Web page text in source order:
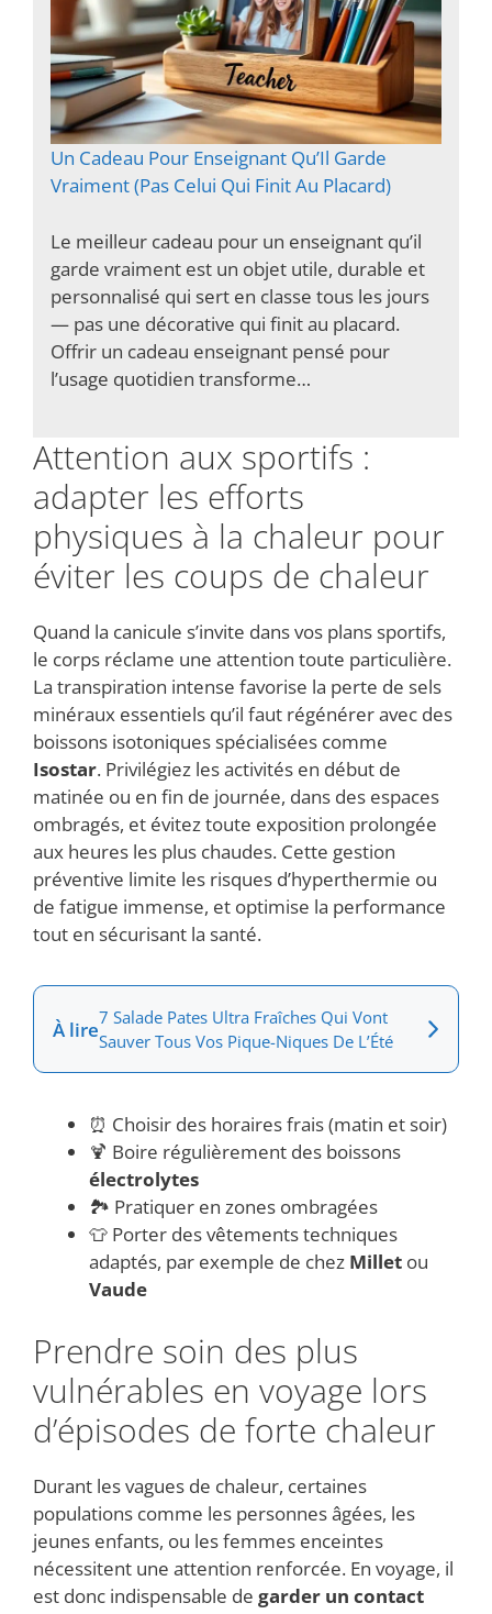
Un Cadeau Pour Enseignant Qu’Il Garde
Vraiment (Pas Celui Qui Finit Au Placard)
Le meilleur cadeau pour un enseignant qu’il
garde vraiment est un objet utile, durable et
personnalisé qui sert en classe tous les jours
— pas une décorative qui finit au placard.
Offrir un cadeau enseignant pensé pour
l’usage quotidien transforme…
Attention aux sportifs :
adapter les efforts
physiques à la chaleur pour
éviter les coups de chaleur
Quand la canicule s’invite dans vos plans sportifs,
le corps réclame une attention toute particulière.
La transpiration intense favorise la perte de sels
minéraux essentiels qu’il faut régénérer avec des
boissons isotoniques spécialisées comme
Isostar. Privilégiez les activités en début de
matinée ou en fin de journée, dans des espaces
ombragés, et évitez toute exposition prolongée
aux heures les plus chaudes. Cette gestion
préventive limite les risques d’hyperthermie ou
de fatigue immense, et optimise la performance
tout en sécurisant la santé.
À lire7 Salade Pates Ultra Fraîches Qui Vont
Sauver Tous Vos Pique-Niques De L’Été
⏰ Choisir des horaires frais (matin et soir)
🍹 Boire régulièrement des boissons
électrolytes
🏞 Pratiquer en zones ombragées
👕 Porter des vêtements techniques
adaptés, par exemple de chez Millet ou
Vaude
Prendre soin des plus
vulnérables en voyage lors
d’épisodes de forte chaleur
Durant les vagues de chaleur, certaines
populations comme les personnes âgées, les
jeunes enfants, ou les femmes enceintes
nécessitent une attention renforcée. En voyage, il
est donc indispensable de garder un contact